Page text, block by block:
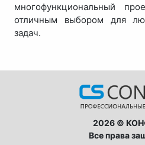
многофункциональный
отличным выбором для
задач.
2026 ©
Все права